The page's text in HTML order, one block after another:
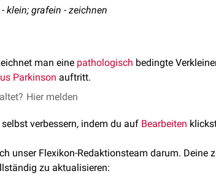
klein; grafein - zeichnen
man eine pathologisch bedingte
Parkinson auftritt.
Hier melden
verbessern, indem du auf Bearbeiten
unser Flexikon-Redaktionsteam darum. Deine
zu aktualisieren: